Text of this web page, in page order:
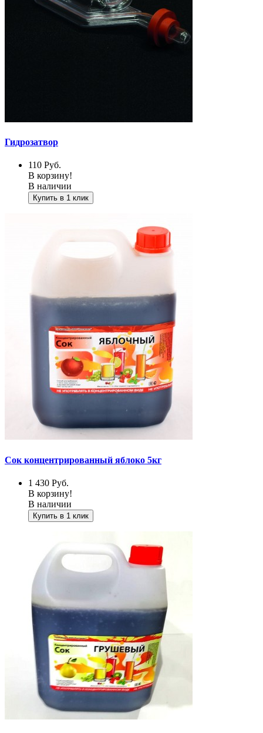
Гидрозатвор
110 Руб.
В корзину!
В наличии
Купить в 1 клик
Сок концентрированный яблоко 5кг
1 430 Руб.
В корзину!
В наличии
Купить в 1 клик